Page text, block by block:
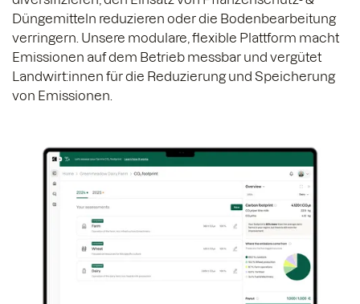
Düngemitteln reduzieren oder die Bodenbearbeitung
verringern. Unsere modulare, flexible Plattform macht
Emissionen auf dem Betrieb messbar und vergütet
Landwirt:innen für die Reduzierung und Speicherung
von Emissionen.